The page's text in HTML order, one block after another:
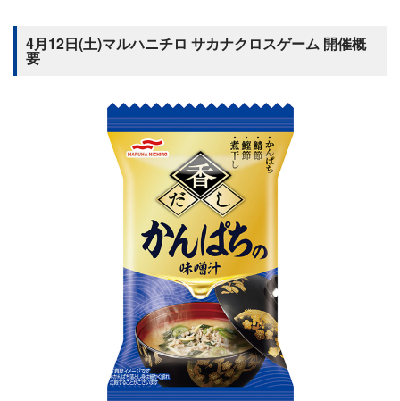
4月12日(土)マルハニチロ サカナクロスゲーム 開催概
要